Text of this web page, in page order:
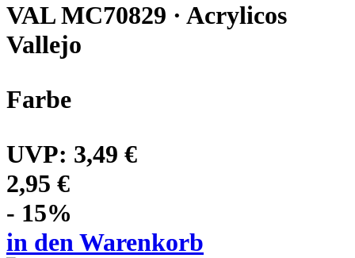
VAL MC70829 · Acrylicos
Vallejo
Farbe
UVP: 3,49 €
2,95 €
- 15%
in den Warenkorb